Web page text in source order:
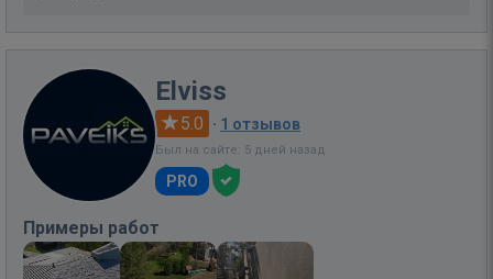
Elviss
5.0 · 1 отзывов
Был на сайте: 5 дней назад
PRO
Примеры работ